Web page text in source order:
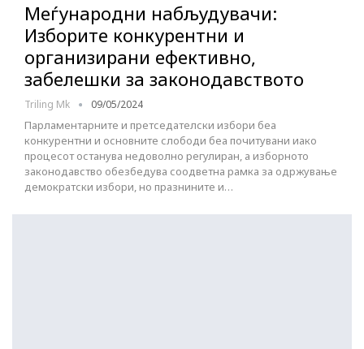
Меѓунарoдни набљудувачи:
Изборите конкурентни и
организирани ефективно,
забелешки за законодавството
Triling Mk 09/05/2024
Парламентарните и претседателски избори беа
конкурентни и основните слободи беа почитувани иако
процесот останува недоволно регулиран, а изборното
законодавство обезбедува соодветна рамка за одржување
демократски избори, но празнините и…